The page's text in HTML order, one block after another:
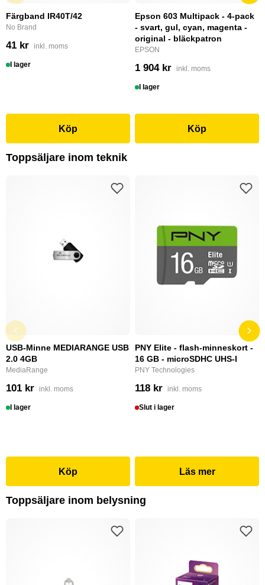
Färgband IR40T/42
No Brand
41 kr inkl. moms
I lager
Köp
Epson 603 Multipack - 4-pack
- svart, gul, cyan, magenta -
original - bläckpatron
EPSON
1 904 kr inkl. moms
I lager
Köp
Toppsäljare inom teknik
USB-Minne MEDIARANGE USB
2.0 4GB
MediaRange
101 kr inkl. moms
I lager
Köp
PNY Elite - flash-minneskort -
16 GB - microSDHC UHS-I
PNY Technologies
118 kr inkl. moms
Slut i lager
Läs mer
Toppsäljare inom belysning